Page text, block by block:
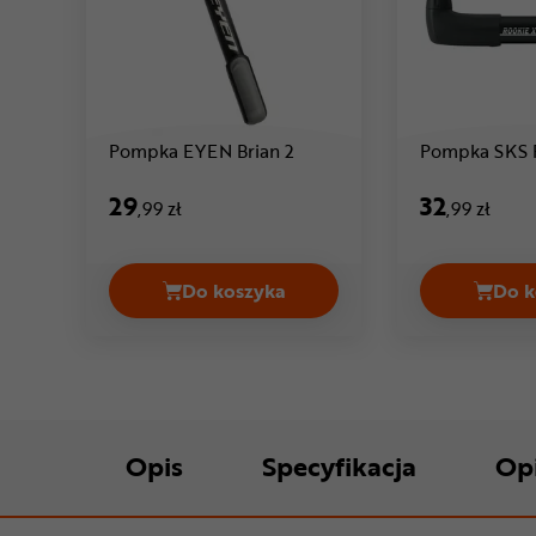
Pompka EYEN Brian 2
29,99 zł
Do koszyka
Pompka EYEN Brian 2 Cena 29,99
Pompka SKS
32,99 zł
Do
Opis Specyfikacja